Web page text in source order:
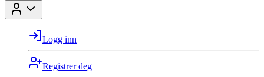
Logg inn
Registrer deg